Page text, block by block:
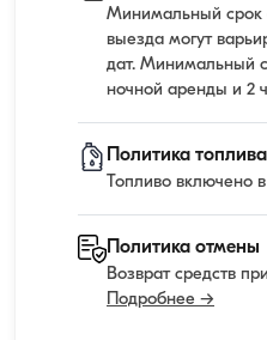
Минимальный срок
выезда могут
дат. Минимальный
ночной аренды и 2
Политика топлива
Топливо включено
Политика отмены
Возврат средств
Подробнее →